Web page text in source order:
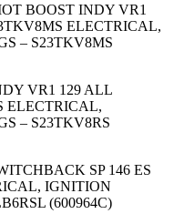
BOOST INDY VR1
ELECTRICAL,
– S23TKV8MS
VR1 129 ALL
ELECTRICAL,
– S23TKV8RS
SP 146 ES
IGNITION
(600964C)